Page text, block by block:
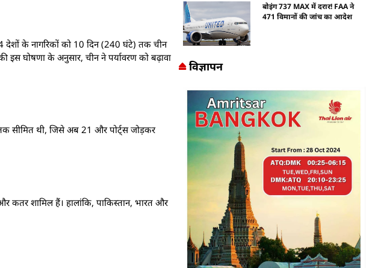
देशों के नागरिकों को 10 दिन (240 घंटे) तक चीन
इस घोषणा के अनुसार, चीन ने पर्यावरण को बढ़ावा
सीमित थी, जिसे अब 21 और पोर्ट्स जोड़कर
कतर शामिल हैं। हालांकि, पाकिस्तान, भारत और
बोइंग 737 MAX में दरार! FAA ने
471 विमानों की जांच का आदेश
विज्ञापन